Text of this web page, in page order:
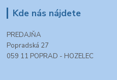
Kde nás nájdete
PREDAJŇA
Popradská 27
059 11 POPRAD - HOZELEC